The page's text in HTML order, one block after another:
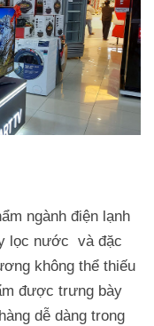
ngành điện lạnh
lọc nước và đặc
không thể thiếu
được trưng bày
dễ dàng trong